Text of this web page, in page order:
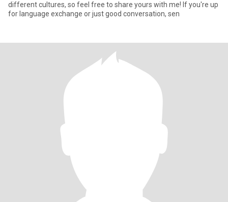
different cultures, so feel free to share yours with me! If you're up
for language exchange or just good conversation, sen